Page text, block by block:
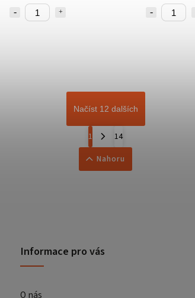
Načíst 12 dalších
1
14
Nahoru
Informace pro vás
O nás